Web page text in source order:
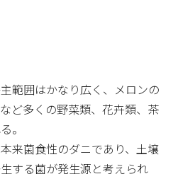
範囲はかなり広く、メロンの
ど多くの野菜類、花卉類、茶
。
来菌食性のダニであり、土壌
する菌が発生源と考えられ